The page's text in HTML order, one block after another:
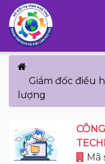
Giám đốc điều
lượng
Mã